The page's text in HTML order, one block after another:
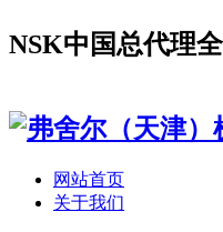
NSK中国总代理全
网站首页
关于我们